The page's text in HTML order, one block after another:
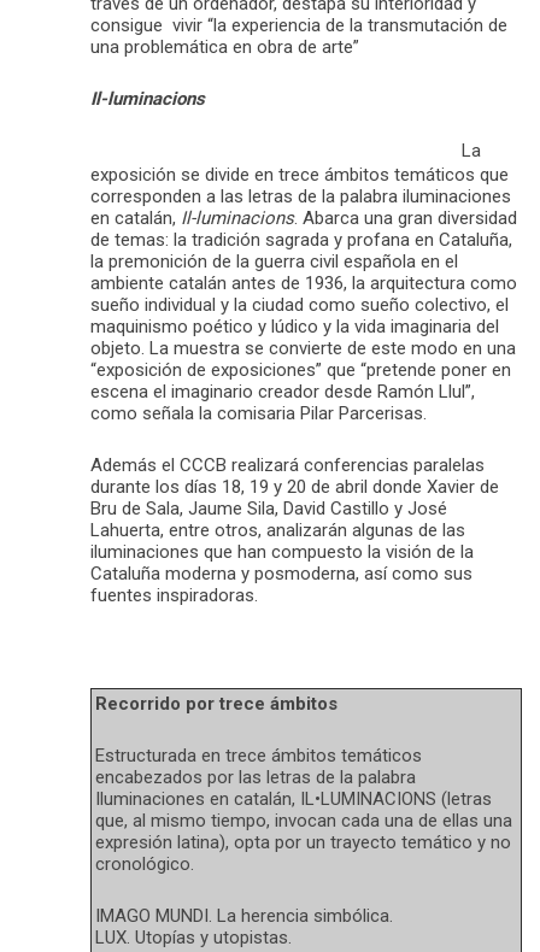
consigue vivir “la experiencia de la transmutación de
una problemática en obra de arte”
Il-luminacions
La
exposición se divide en trece ámbitos temáticos que
corresponden a las letras de la palabra iluminaciones
en catalán, Il-luminacions. Abarca una gran diversidad
de temas: la tradición sagrada y profana en Cataluña,
la premonición de la guerra civil española en el
ambiente catalán antes de 1936, la arquitectura como
sueño individual y la ciudad como sueño colectivo, el
maquinismo poético y lúdico y la vida imaginaria del
objeto. La muestra se convierte de este modo en una
“exposición de exposiciones” que “pretende poner en
escena el imaginario creador desde Ramón Llul”,
como señala la comisaria Pilar Parcerisas.
Además el CCCB realizará conferencias paralelas
durante los días 18, 19 y 20 de abril donde Xavier de
Bru de Sala, Jaume Sila, David Castillo y José
Lahuerta, entre otros, analizarán algunas de las
iluminaciones que han compuesto la visión de la
Cataluña moderna y posmoderna, así como sus
fuentes inspiradoras.
Recorrido por trece ámbitos
Estructurada en trece ámbitos temáticos
encabezados por las letras de la palabra
Iluminaciones en catalán, IL•LUMINACIONS (letras
que, al mismo tiempo, invocan cada una de ellas una
expresión latina), opta por un trayecto temático y no
cronológico.
IMAGO MUNDI. La herencia simbólica.
LUX. Utopías y utopistas.